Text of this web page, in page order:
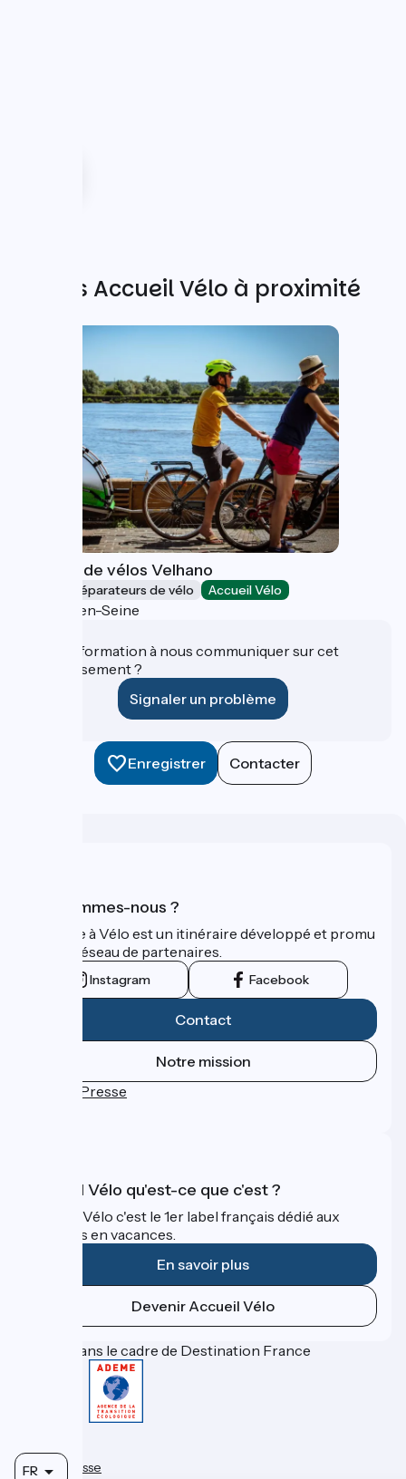
FR
Autres Accueil Vélo à proximité
Location de vélos Velhano
Loueurs/réparateurs de vélo Accueil Vélo
Rives-en-Seine
Une information à nous communiquer sur cet
établissement ?
Signaler un problème
Enregistrer Contacter
Qui sommes-nous ?
La Seine à Vélo est un itinéraire développé et promu
par un réseau de partenaires.
Instagram Facebook
Contact
Notre mission
Espace Presse
Accueil Vélo qu'est-ce que c'est ?
Accueil Vélo c'est le 1er label français dédié aux
cyclistes en vacances.
En savoir plus
Devenir Accueil Vélo
Financé dans le cadre de Destination France
FAQ
Espace Presse